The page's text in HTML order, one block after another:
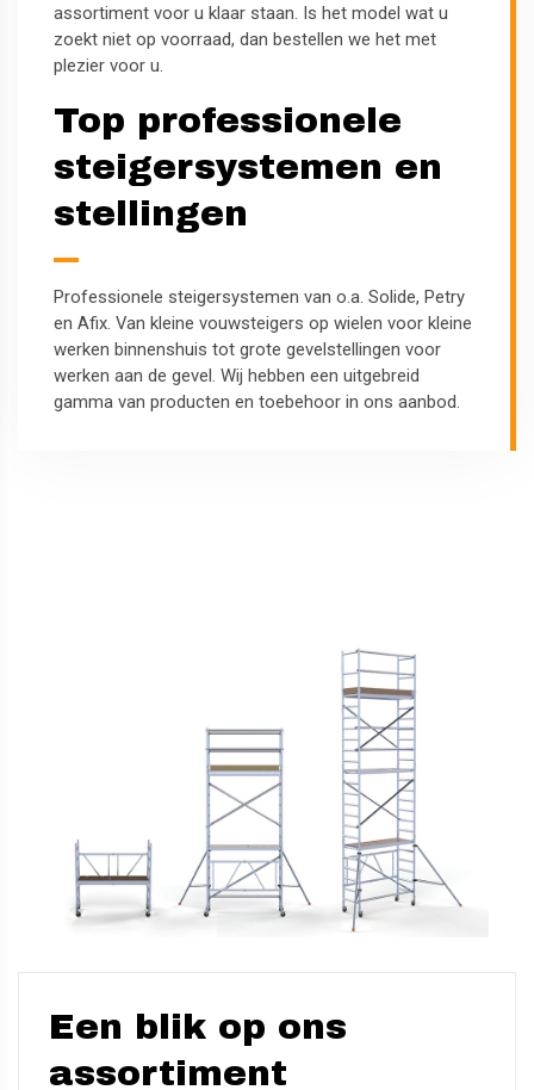
assortiment voor u klaar staan. Is het model wat u
zoekt niet op voorraad, dan bestellen we het met
plezier voor u.
Top professionele
steigersystemen en
stellingen
Professionele steigersystemen van o.a. Solide, Petry
en Afix. Van kleine vouwsteigers op wielen voor kleine
werken binnenshuis tot grote gevelstellingen voor
werken aan de gevel. Wij hebben een uitgebreid
gamma van producten en toebehoor in ons aanbod.
Een blik op ons
assortiment